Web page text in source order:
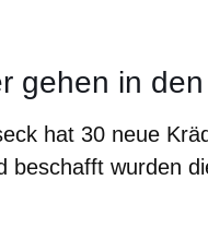
gehen in
hat 30 neue
beschafft wurden